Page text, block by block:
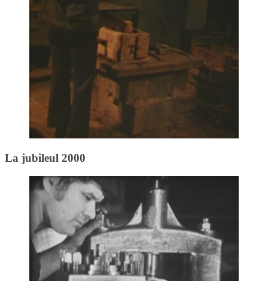
La jubileul 2000